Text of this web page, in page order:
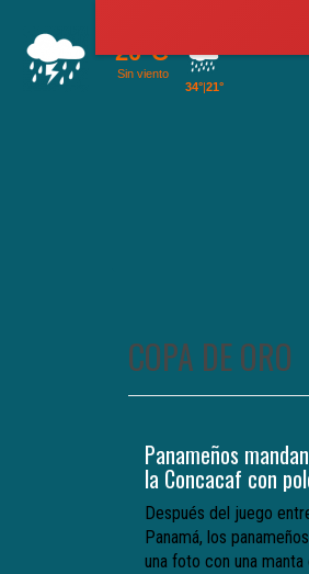
COPA DE ORO
Panameños
la Concacaf con
Después del juego
Panamá, los
una foto con una